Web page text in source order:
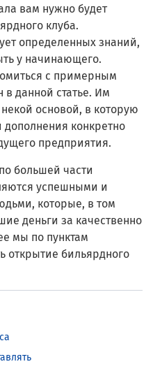
вам нужно будет
клуба.
определенных знаний,
у начинающего.
с примерным
данной статье. Им
основой, в которую
конкретно
предприятия.
большей части
успешными и
которые, в том
деньги за качественно
мы по пунктам
открытие бильярдного